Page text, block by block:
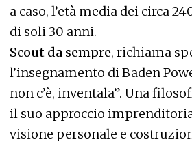
a caso, l’età media dei circa
di soli 30 anni.
Scout da sempre, richiama
l’insegnamento di Baden
non c’è, inventala”. Una
il suo approccio
visione personale e